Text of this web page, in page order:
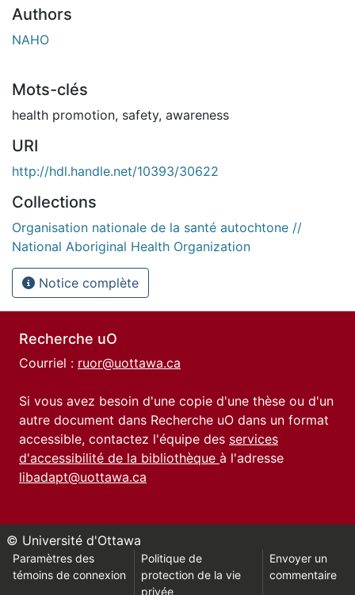
Authors
NAHO
Mots-clés
health promotion, safety, awareness
URI
http://hdl.handle.net/10393/30622
Collections
Organisation nationale de la santé autochtone //
National Aboriginal Health Organization
Notice complète
Recherche uO
Courriel : ruor@uottawa.ca
Si vous avez besoin d'une copie d'une thèse ou d'un
autre document dans Recherche uO dans un format
accessible, contactez l'équipe des services
d'accessibilité de la bibliothèque à l'adresse
libadapt@uottawa.ca
© Université d'Ottawa
Paramètres des
témoins de connexion
Politique de
protection de la vie
privée
Envoyer un
commentaire